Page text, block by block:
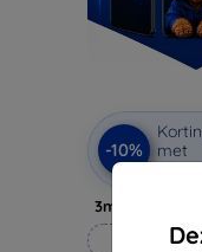
-10%
met
3mk Privacy
Op